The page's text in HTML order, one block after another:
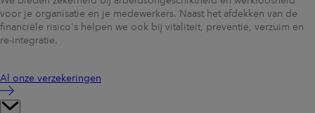
voor je organisatie en je medewerkers. Naast het afdekken van de
financiële risico's helpen we ook bij vitaliteit, preventie, verzuim en
re-integratie.
Al onze verzekeringen